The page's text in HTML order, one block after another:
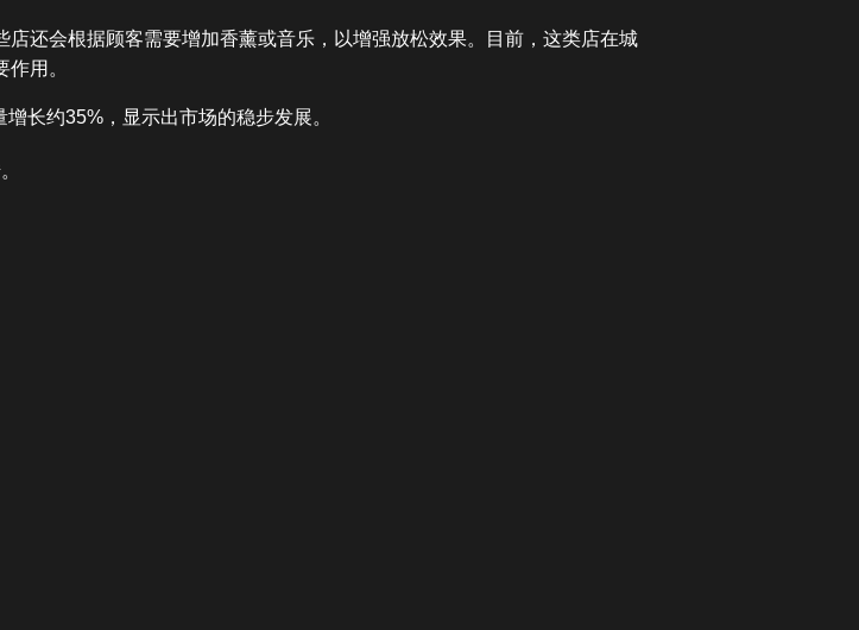
还会根据顾客需要增加香薰或音乐，以增强放松效果。目前，这类店在城
用。
长约35%，显示出市场的稳步发展。